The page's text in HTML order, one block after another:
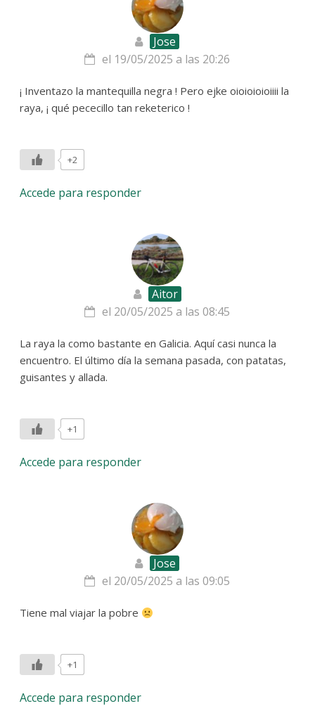
Jose
el 19/05/2025 a las 20:26
¡ Inventazo la mantequilla negra ! Pero ejke oioioioioiiii la
raya, ¡ qué pececillo tan reketerico !
+2
Accede para responder
Aitor
el 20/05/2025 a las 08:45
La raya la como bastante en Galicia. Aquí casi nunca la
encuentro. El último día la semana pasada, con patatas,
guisantes y allada.
+1
Accede para responder
Jose
el 20/05/2025 a las 09:05
Tiene mal viajar la pobre
+1
Accede para responder